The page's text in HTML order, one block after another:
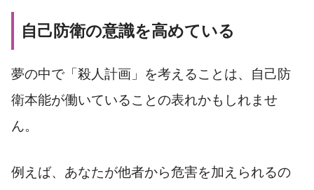
自己防衛の意識を高めている
夢の中で「殺人計画」を考えることは、自己防
衛本能が働いていることの表れかもしれませ
ん。
例えば、あなたが他者から危害を加えられるの